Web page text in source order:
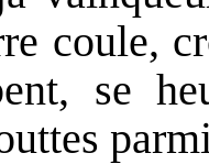
coule,
se